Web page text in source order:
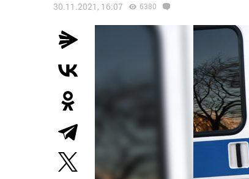
30.11.2021, 16:07 6380